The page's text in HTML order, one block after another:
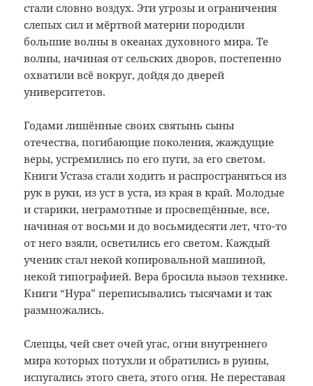
стали словно воздух. Эти угрозы и ограничения
слепых сил и мёртвой материи породили
большие волны в океанах духовного мира. Те
волны, начиная от сельских дворов, постепенно
охватили всё вокруг, дойдя до дверей
университетов.
Годами лишённые своих святынь сыны
отечества, погибающие поколения, жаждущие
веры, устремились по его пути, за его светом.
Книги Устаза стали ходить и распространяться из
рук в руки, из уст в уста, из края в край. Молодые
и старики, неграмотные и просвещённые, все,
начиная от восьми и до восьмидесяти лет, что-то
от него взяли, осветились его светом. Каждый
ученик стал некой копировальной машиной,
некой типографией. Вера бросила вызов технике.
Книги “Нура” переписывались тысячами и так
размножались.
Слепцы, чей свет очей угас, огни внутреннего
мира которых потухли и обратились в руины,
испугались этого света, этого огня. Не переставая